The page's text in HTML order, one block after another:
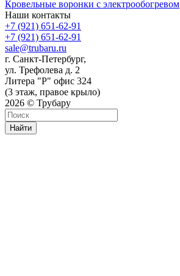
Кровельные воронки с электрообогревом
Наши контакты
+7 (921) 651-62-91
+7 (921) 651-62-91
sale@trubaru.ru
г. Санкт-Петербург,
ул. Трефолева д. 2
Литера "Р" офис 324
(3 этаж, правое крыло)
2026 © Трубару
Найти